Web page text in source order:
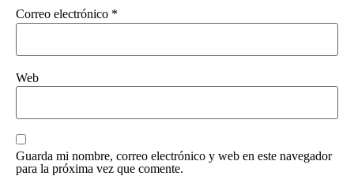
Correo electrónico *
Web
Guarda mi nombre, correo electrónico y web en este navegador
para la próxima vez que comente.